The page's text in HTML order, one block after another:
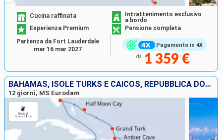
Pagamento in 4X
Cucina raffinata
Intrattenimento esclusivo
a bordo
Esperienza Premium
Pensione completa
da 1 359 €
Partenza da Fort Lauderdale
mar 16 mar 2027
BAHAMAS, ISOLE TURKS E CAICOS, REPUBBLICA DOMINICANA, BONAIRE, ARUBA, STATI UNITI
12 giorni, MS Eurodam